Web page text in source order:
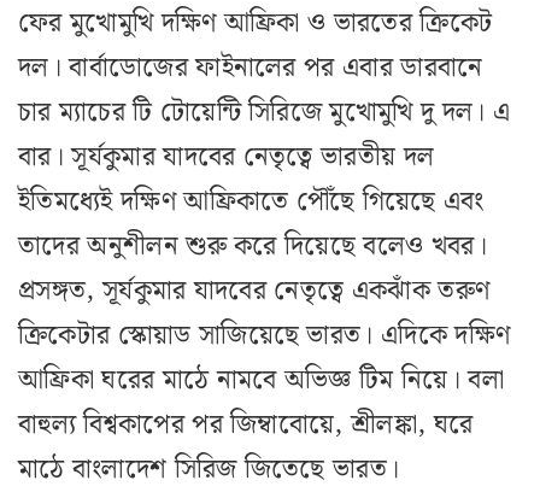
ফের মুখোমুখি দক্ষিণ আফ্রিকা ও ভারতের ক্রিকেট
দল। বার্বাডোজের ফাইনালের পর এবার ডারবানে
চার ম্যাচের টি টোয়েন্টি সিরিজে মুখোমুখি দু দল। এ
বার। সূর্যকুমার যাদবের নেতৃত্বে ভারতীয় দল
ইতিমধ্যেই দক্ষিণ আফ্রিকাতে পৌঁছে গিয়েছে এবং
তাদের অনুশীলন শুরু করে দিয়েছে বলেও খবর।
প্রসঙ্গত, সূর্যকুমার যাদবের নেতৃত্বে একঝাঁক তরুণ
ক্রিকেটার স্কোয়াড সাজিয়েছে ভারত। এদিকে দক্ষিণ
আফ্রিকা ঘরের মাঠে নামবে অভিজ্ঞ টিম নিয়ে। বলা
বাহুল্য বিশ্বকাপের পর জিম্বাবোয়ে, শ্রীলঙ্কা, ঘরে
মাঠে বাংলাদেশ সিরিজ জিতেছে ভারত।